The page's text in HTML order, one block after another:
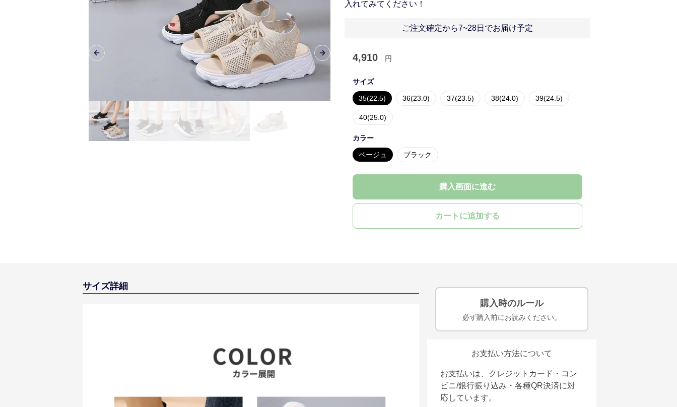
Previous slide Next slide
入れてみてください！
ご注文確定から7~28日でお届け予定
4,910 円
サイズ
35(22.5) 36(23.0) 37(23.5) 38(24.0) 39(24.5)
40(25.0)
カラー
ベージュ ブラック
購入画面に進む
カートに追加する
サイズ詳細
購入時のルール
必ず購入前にお読みください。
お支払い方法について
お支払いは、クレジットカード・コン
ビニ/銀行振り込み・各種QR決済に対
応しています。